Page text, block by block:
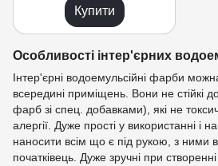
Купити
Особливості інтер'єрних
Інтер'єрні водоемульсійні фарби
всередині приміщень. Вони не стійкі
фарб зі спец. добавками), які не
алергії. Дуже прості у використанні і
наносити всім що є під рукою, з ними
початківець. Дуже зручні при